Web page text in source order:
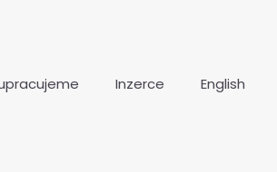
Inzerce English